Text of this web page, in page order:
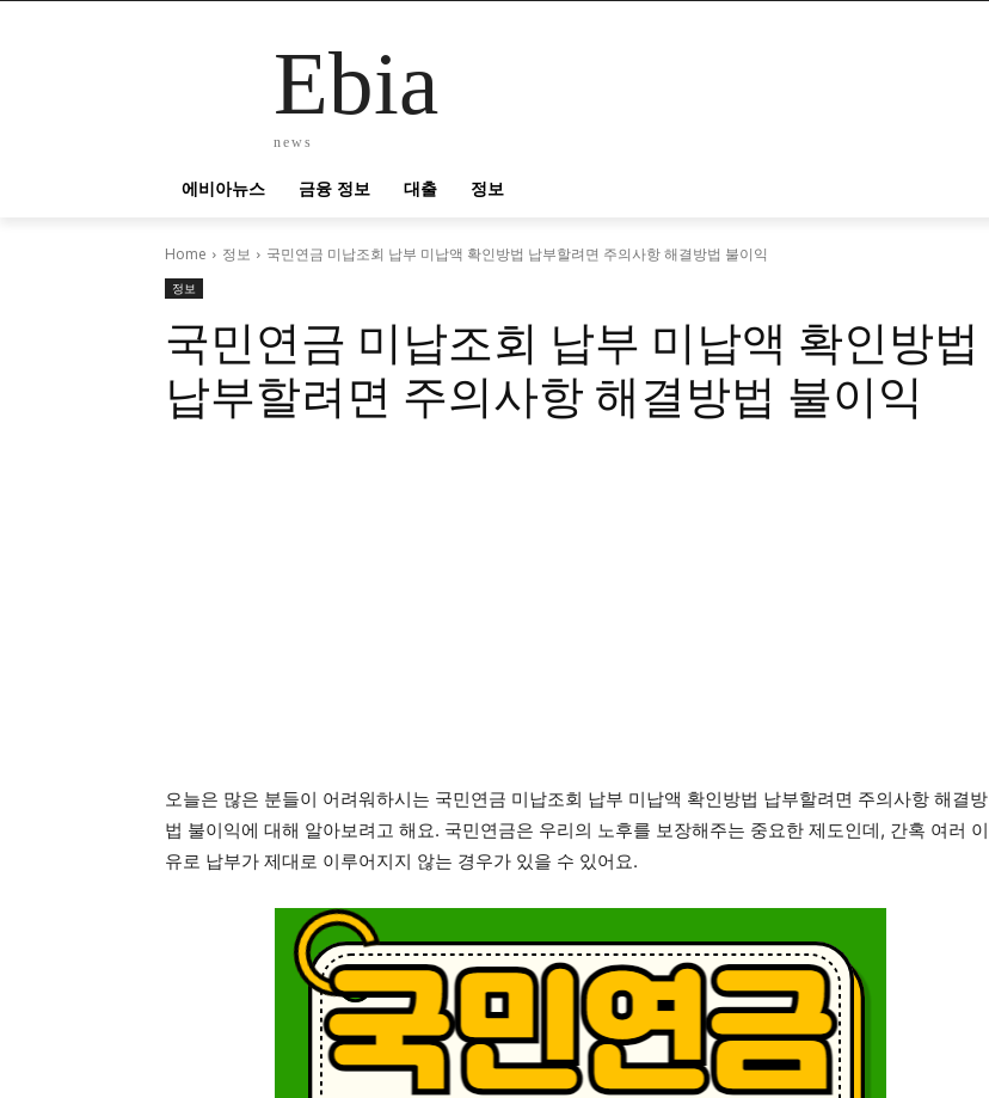
Ebia
news
에비아뉴스 금융 정보 대출 정보
Home 정보 국민연금 미납조회 납부 미납액 확인방법 납부할려면 주의사항 해결방법 불이익
정보
국민연금 미납조회 납부 미납액 확인방법
납부할려면 주의사항 해결방법 불이익
오늘은 많은 분들이 어려워하시는 국민연금 미납조회 납부 미납액 확인방법 납부할려면 주의사항 해결방
법 불이익에 대해 알아보려고 해요. 국민연금은 우리의 노후를 보장해주는 중요한 제도인데, 간혹 여러 이
유로 납부가 제대로 이루어지지 않는 경우가 있을 수 있어요.